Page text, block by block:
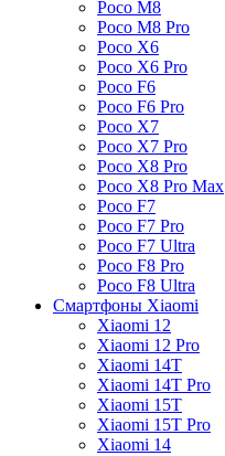
Poco M8
Poco M8 Pro
Poco X6
Poco X6 Pro
Poco F6
Poco F6 Pro
Poco X7
Poco X7 Pro
Poco X8 Pro
Poco X8 Pro Max
Poco F7
Poco F7 Pro
Poco F7 Ultra
Poco F8 Pro
Poco F8 Ultra
Смартфоны Xiaomi
Xiaomi 12
Xiaomi 12 Pro
Xiaomi 14T
Xiaomi 14T Pro
Xiaomi 15T
Xiaomi 15T Pro
Xiaomi 14